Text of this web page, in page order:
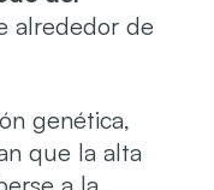
alrededor de
genética,
que la alta